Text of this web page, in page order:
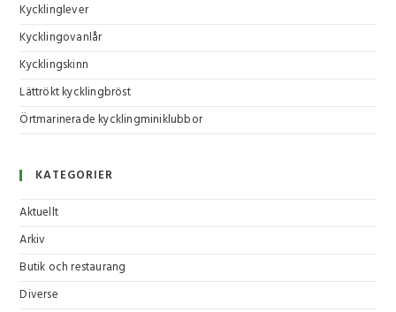
Kycklinglever
Kycklingovanlår
Kycklingskinn
Lättrökt kycklingbröst
Örtmarinerade kycklingminiklubbor
KATEGORIER
Aktuellt
Arkiv
Butik och restaurang
Diverse